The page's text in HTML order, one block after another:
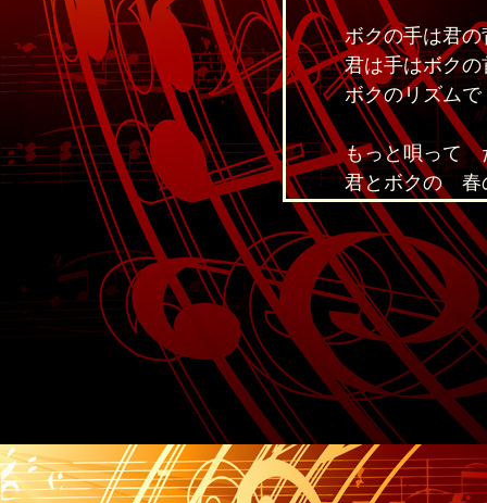
ボクの手は君の
君は手はボクの
ボクのリズム
もっと唄って
君とボクの 春